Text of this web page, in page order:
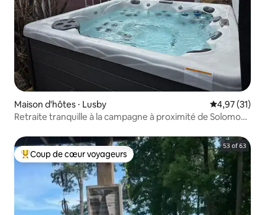
Maison d'hôtes ⋅ Lusby Évaluation
4,97 (31)
Retraite tranquille à la campagne à proximité de Solomons
Coups de cœur voyageurs les plus appréciés
Coup de cœur voyageurs